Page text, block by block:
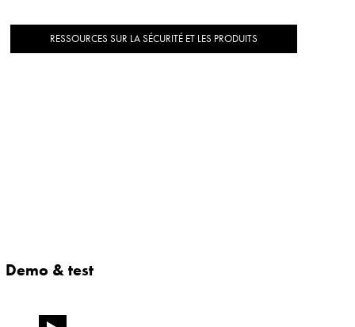
RESSOURCES SUR LA SÉCURITÉ ET LES PRODUITS
Demo & test